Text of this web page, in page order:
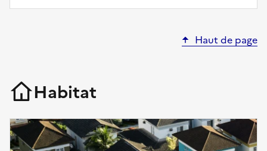
Haut de page
Habitat